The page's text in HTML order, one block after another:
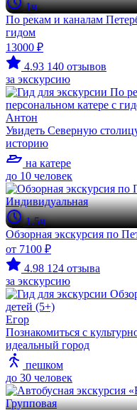
1ч
По рекам и каналам
гидом
13000 ₽
4.93 140 отзывов
за экскурсию
Антон
Увидеть Северную
историю
на катере
до 10 человек
Индивидуальная
1.5ч
Обзорная экскурсия по
от 7100 ₽
4.98 124 отзыва
за экскурсию
Егор
Познакомиться с
идеальный город
пешком
до 30 человек
Групповая